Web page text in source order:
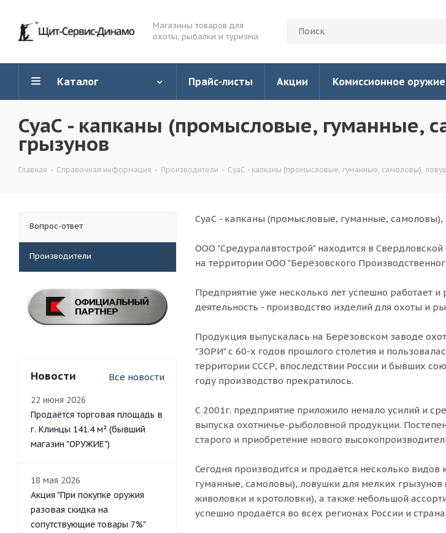
Магазины товаров для
охоты, рыбалки и туризма
Каталог Прайс-листы Акции Комиссионное оружие
СуаС - капканы (промысловые, гуманные,
грызунов
Главная - Справочная информация - Производители - СуаС - капканы (промысловые, гуманные, самоловы),
СуаС - капканы (промысловые, гуманные,
ООО "Средуралавтострой" находится в
на территории ООО "Берёзовского
Предприятие уже несколько лет успешно работает и
деятельность - производство изделий для охоты и
Продукция выпускалась на Берёзовском заводе
"ЗОРИ" с 60-х годов прошлого столетия и
территории СССР, впоследствии России и бывших
году производство прекратилось.
С 2001г. предприятие приложило немало усилий и
выпуска охотничье-рыболовной продукции.
старого и приобретение нового
Сегодня производится и продаётся несколько
гуманные, самоловы), ловушки для мелких
живоловки и кротоловки), а также небольшой
успешно продаётся во всех регионах России и
Вопрос-ответ
Производители
Новости Все новости
22 июня 2026
Продаётся торговая площадь в
г. Клинцы 141.4 м² (бывший
магазин "ОРУЖИЕ")
18 мая 2026
Акция "При покупке оружия
разовая скидка на
сопутствующие товары 7%"